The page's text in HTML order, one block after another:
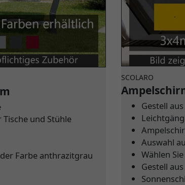
und Stühle
Farbe anthrazitgrau
SCOLARO
Gestell
Auswahl
Wählen
Gestell